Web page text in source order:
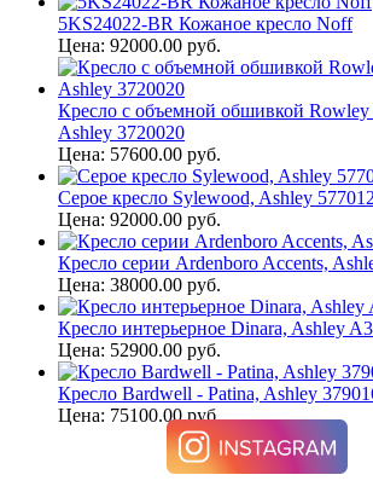
5KS24022-BR Кожаное кресло Noff
Цена: 92000.00 руб.
Кресло с объемной обшивкой Rowley
Ashley 3720020
Цена: 57600.00 руб.
Серое кресло Sylewood, Ashley
Цена: 92000.00 руб.
Кресло серии Ardenboro Accents,
Цена: 38000.00 руб.
Кресло интерьерное Dinara, Ashley
Цена: 52900.00 руб.
Кресло Bardwell - Patina, Ashley
Цена: 75100.00 руб.